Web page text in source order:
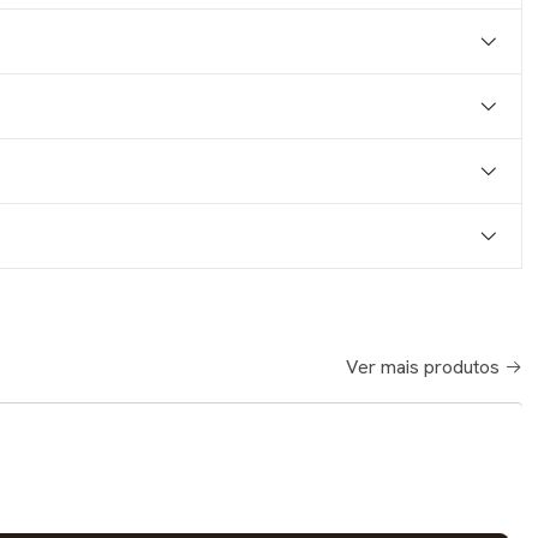
Ver mais produtos